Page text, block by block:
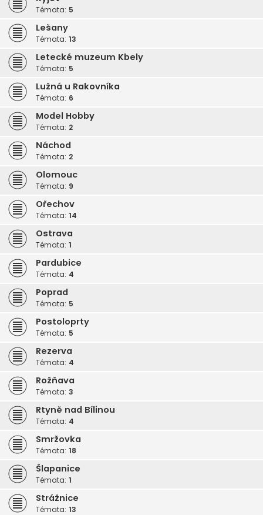
Témata: 5
Lešany
Témata: 13
Letecké muzeum Kbely
Témata: 5
Lužná u Rakovníka
Témata: 6
Model Hobby
Témata: 2
Náchod
Témata: 2
Olomouc
Témata: 9
Ořechov
Témata: 14
Ostrava
Témata: 1
Pardubice
Témata: 4
Poprad
Témata: 5
Postoloprty
Témata: 5
Rezerva
Témata: 4
Rožňava
Témata: 3
Rtyně nad Bílinou
Témata: 4
Smržovka
Témata: 18
Šlapanice
Témata: 1
Strážnice
Témata: 13